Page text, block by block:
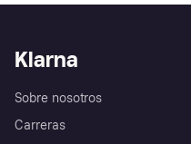
Klarna
Sobre nosotros
Carreras